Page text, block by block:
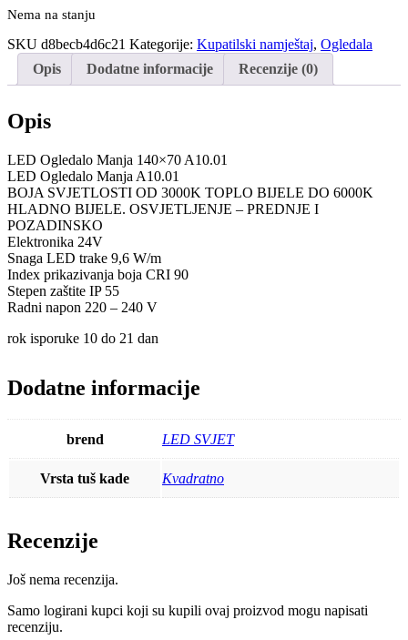
Nema na stanju
SKU d8becb4d6c21 Kategorije: Kupatilski namještaj, Ogledala
Opis
Dodatne informacije Recenzije (0)
Opis
LED Ogledalo Manja 140×70 A10.01
LED Ogledalo Manja A10.01
BOJA SVJETLOSTI OD 3000K TOPLO BIJELE DO 6000K
HLADNO BIJELE. OSVJETLJENJE – PREDNJE I
POZADINSKO
Elektronika 24V
Snaga LED trake 9,6 W/m
Index prikazivanja boja CRI 90
Stepen zaštite IP 55
Radni napon 220 – 240 V
rok isporuke 10 do 21 dan
Dodatne informacije
brend LED SVJET
Vrsta tuš kade Kvadratno
Recenzije
Još nema recenzija.
Samo logirani kupci koji su kupili ovaj proizvod mogu napisati
recenziju.